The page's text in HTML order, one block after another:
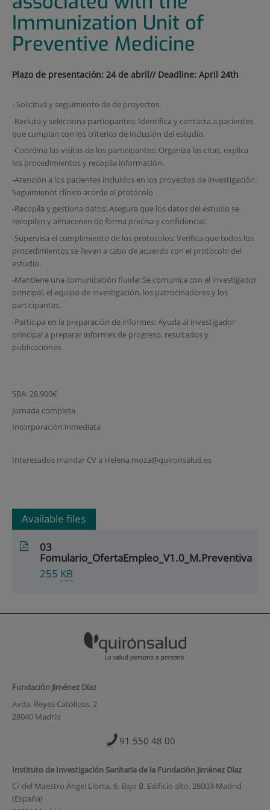
Immunization Unit of
Preventive Medicine
Plazo de presentación: 24 de abril// Deadline: April 24th
- Solicitud y seguimiento de de proyectos.
-Recluta y selecciona participantes: Identifica y contacta a pacientes
que cumplan con los criterios de inclusión del estudio.
-Coordina las visitas de los participantes: Organiza las citas, explica
los procedimientos y recopila información.
-Atención a los pacientes incluidos en los proyectos de investigación:
Seguimienot clínico acorde al protocolo
-Recopila y gestiona datos: Asegura que los datos del estudio se
recopilen y almacenen de forma precisa y confidencial.
-Supervisa el cumplimiento de los protocolos: Verifica que todos los
procedimientos se lleven a cabo de acuerdo con el protocolo del
estudio.
-Mantiene una comunicación fluida: Se comunica con el investigador
principal, el equipo de investigación, los patrocinadores y los
participantes.
-Participa en la preparación de informes: Ayuda al investigador
principal a preparar informes de progreso, resultados y
publicaciones.
SBA: 26.900€
Jornada completa
Incorporación inmediata
Interesados mandar CV a Helena.moza@quironsalud.es
Available files
03
Fomulario_OfertaEmpleo_V1.0_M.Preventiva
255 KB
Fundación Jiménez Díaz
Avda. Reyes Católicos, 2
28040 Madrid
91 550 48 00
Instituto de Investigación Sanitaria de la Fundación Jiménez Díaz
C/ del Maestro Ángel Llorca, 6. Bajo B. Edificio alto. 28003-Madrid
(España)